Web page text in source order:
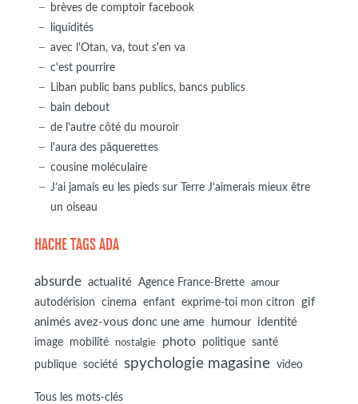
brèves de comptoir facebook
liquidités
avec l'Otan, va, tout s'en va
c'est pourrire
Liban public bans publics, bancs publics
bain debout
de l'autre côté du mouroir
l'aura des pâquerettes
cousine moléculaire
J’ai jamais eu les pieds sur Terre J’aimerais mieux être
un oiseau
HACHE TAGS ADA
absurde actualité Agence France-Brette amour
autodérision cinema enfant exprime-toi mon citron
gif
animés avez-vous donc une ame
humour identité
image mobilité nostalgie photo politique
santé
publique
société spychologie magasine video
Tous les mots-clés